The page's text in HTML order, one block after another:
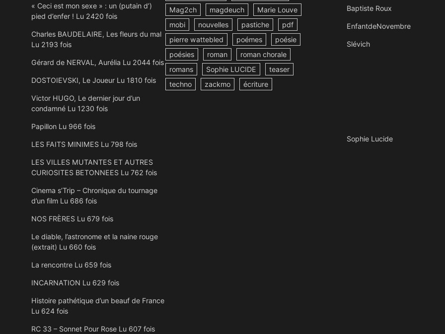
« Ceci est mon sexe » : un (putain d’)
pied d’enfer ! Lu 2420 fois
Charles BAUDELAIRE, Les fleurs du mal
Lu 2193 fois
Gérard de NERVAL, Aurélia Lu 2044 fois
DOSTOIEVSKI, Le Joueur Lu 1810 fois
Victor HUGO, Le dernier jour d’un
condamné Lu 1230 fois
Papillon Lu 966 fois
LES FAITS MINIMES Lu 798 fois
LES VILLES MUTANTES ET AUTRES
CURIOSITES BETONNEES Lu 762 fois
Cinema s’Trip – Chronique du tournage
d’un film Lu 686 fois
NOS FRÈRES Lu 679 fois
Le diable, l’astronome et la naine rouge
(extrait) Lu 660 fois
La rencontre Lu 659 fois
INCARNATION Lu 629 fois
Histoire pathétique d’un beauf de France
Lu 624 fois
RC 33 – Sonnet Pour Rose Lu 607 fois
Mag2ch
magdeuch
Marie Louve
mobi
nouvelles pastiche
pdf
pierre wattebled
poémes
poésie
poésies
roman
roman chorale
romans
Sophie LUCIDE
teaser
techno
zackmo écriture
Baptiste Roux
EnfantdeNovembre
Slévich
Sophie Lucide